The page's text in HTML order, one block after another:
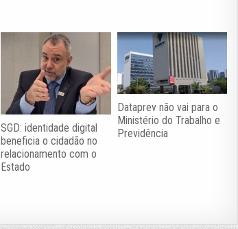
SGD: identidade digital
beneficia o cidadão no
relacionamento com o
Estado
Dataprev não vai para o
Ministério do Trabalho e
Previdência